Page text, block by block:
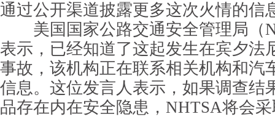
通过公开渠道披露更多这次火情的信
美国国家公路交通安全管理局（
表示，已经知道了这起发生在宾夕法
事故，该机构正在联系相关机构和汽
信息。这位发言人表示，如果调查结
品存在内在安全隐患，NHTSA将会